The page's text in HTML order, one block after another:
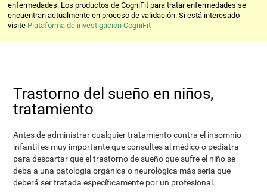
enfermedades. Los productos de CogniFit para tratar enfermedades se
encuentran actualmente en proceso de validación. Si está interesado
visite Plataforma de investigación CogniFit
Trastorno del sueño en niños,
tratamiento
Antes de administrar cualquier tratamiento contra el insomnio
infantil es muy importante que consultes al médico o pediatra
para descartar que el trastorno de sueño que sufre el niño se
deba a una patología orgánica o neurológica más seria que
deberá ser tratada específicamente por un profesional.